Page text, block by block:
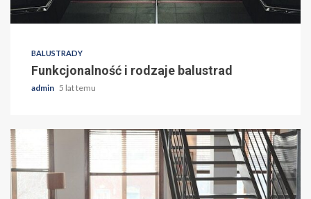
BALUSTRADY
Funkcjonalność i rodzaje balustrad
admin 5 lat temu